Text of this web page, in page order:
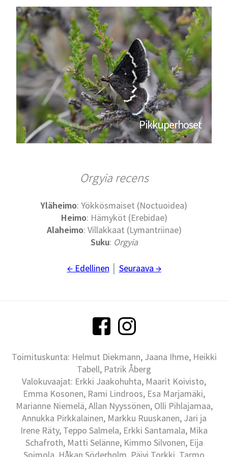
Pikkuperhoset
Orgyia recens
Yläheimo: Yökkösmaiset (Noctuoidea)
Heimo: Hämyköt (Erebidae)
Alaheimo: Villakkaat (Lymantriinae)
Suku: Orgyia
← Edellinen Seuraava →
Toimituskunta: Helmut Diekmann, Jaana Ihme, Heikki
Tabell, Patrik Åberg
Valokuvaajat: Erkki Jaakohuhta, Maarit Koivisto,
Emma Kosonen, Rami Lindroos, Esa Marjamäki,
Marianne Niemelä, Allan Nyyssönen, Olli Pihlajamaa,
Annukka Pirkkalainen, Markku Ruuskanen, Jari ja
Irene Räty, Teppo Salmela, Erkki Santamala, Mika
Schafroth, Matti Selänne, Kimmo Silvonen, Eija